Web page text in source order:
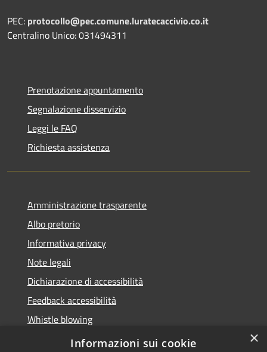
PEC: protocollo@pec.comune.luratecaccivio.co.it
Centralino Unico: 031494311
Prenotazione appuntamento
Segnalazione disservizio
Leggi le FAQ
Richiesta assistenza
Amministrazione trasparente
Albo pretorio
Informativa privacy
Note legali
Dichiarazione di accessibilità
Feedback accessibilità
Whistle blowing
Titolare potere sostitutivo
×
Informazioni sui cookie